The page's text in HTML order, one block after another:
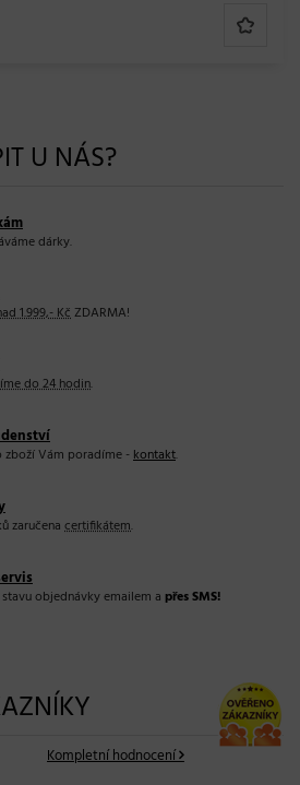
U NÁS?
dárky.
1.999,- KčZDARMA!
do 24 hodin.
zboží Vám poradíme -kontakt.
zaručenacertifikátem.
objednávky emailem a přes SMS!
Kompletní hodnocení